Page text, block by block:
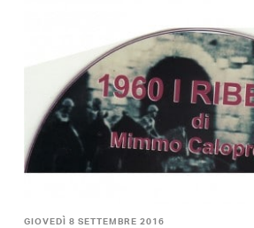
GIOVEDÌ 8 SETTEMBRE 2016